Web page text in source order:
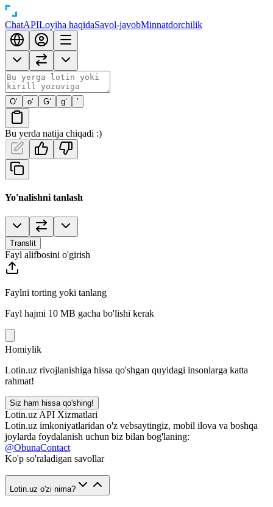
ChatAPILoyiha haqidaSavol-javobMinnatdorchilik
O‘ o‘ G‘ g‘ ’
Bu yerda natija chiqadi :)
Yo'nalishni tanlash
Translit
Fayl alifbosini o'girish
Faylni torting yoki tanlang
Fayl hajmi 10 MB gacha bo'lishi kerak
Homiylik
Lotin.uz rivojlanishiga hissa qo'shgan quyidagi insonlarga katta
rahmat!
Siz ham hissa qo'shing!
Lotin.uz API Xizmatlari
Lotin.uz imkoniyatlaridan o'z vebsaytingiz, mobil ilova va boshqa
joylarda foydalanish uchun biz bilan bog'laning:
@ObunaContact
Ko'p so'raladigan savollar
Lotin.uz o'zi nima?